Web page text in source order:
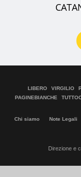
LIBERO VIRGILIO
PAGINEBIANCHE
Chi siamo Note Legali
Direzione e